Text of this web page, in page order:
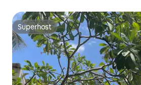
Superhost
Superhost